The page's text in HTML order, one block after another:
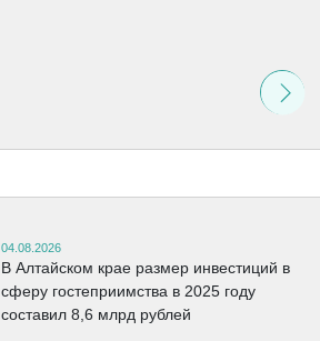
04.08.2026
В Алтайском крае размер инвестиций в
сферу гостеприимства в 2025 году
составил 8,6 млрд рублей